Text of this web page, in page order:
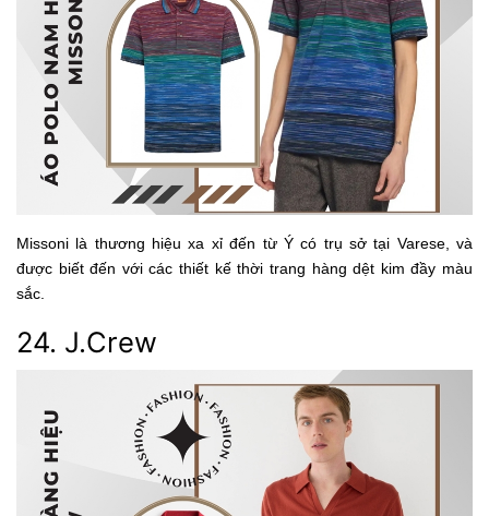
Missoni là thương hiệu xa xỉ đến từ Ý có trụ sở tại Varese, và
được biết đến với các thiết kế thời trang hàng dệt kim đầy màu
sắc.
24. J.Crew